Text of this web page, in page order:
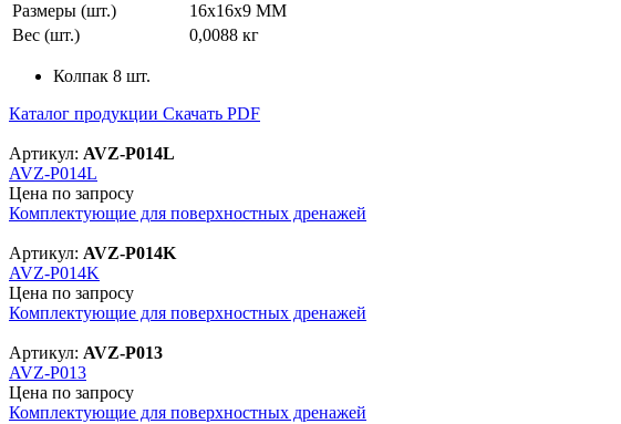
Размеры (шт.)
16x16x9 MM
Вес (шт.)
0,0088 кг
Колпак 8 шт.
Каталог продукции Скачать PDF
Артикул: AVZ-P014L
AVZ-P014L
Цена по запросу
Комплектующие для поверхностных дренажей
Артикул: AVZ-P014K
AVZ-P014K
Цена по запросу
Комплектующие для поверхностных дренажей
Артикул: AVZ-P013
AVZ-P013
Цена по запросу
Комплектующие для поверхностных дренажей